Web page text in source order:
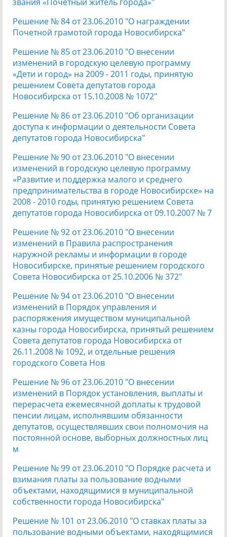
Решение № 84 от 23.06.2010 "О награждении
Почетной грамотой города Новосибирска"
Решение № 85 от 23.06.2010 "О внесении
изменений в городскую целевую программу
«Дети и город» на 2009 - 2011 годы, принятую
решением Совета депутатов города
Новосибирска от 15.10.2008 № 1072"
Решение № 86 от 23.06.2010 "Об организации
доступа к информации о деятельности Совета
депутатов города Новосибирска"
Решение № 90 от 23.06.2010 "О внесении
изменений в городскую целевую программу
«Развитие и поддержка малого и среднего
предпринимательства в городе Новосибирске» на
2008 - 2010 годы, принятую решением Совета
депутатов города Новосибирска от 09.10.2007 № 7
Решение № 92 от 23.06.2010 "О внесении
изменений в Правила распространения
наружной рекламы и информации в городе
Новосибирске, принятые решением городского
Совета Новосибирска от 25.10.2006 № 372"
Решение № 94 от 23.06.2010 "О внесении
изменений в Порядок управления и
распоряжения имуществом муниципальной
казны города Новосибирска, принятый решением
Совета депутатов города Новосибирска от
26.11.2008 № 1092, и отдельные решения
городского Совета Нов
Решение № 96 от 23.06.2010 "О внесении
изменений в Порядок установления, выплаты и
перерасчета ежемесячной доплаты к трудовой
пенсии лицам, исполнявшим обязанности
депутатов, осуществлявших свои полномочия на
постоянной основе, выборных должностных лиц
м
Решение № 99 от 23.06.2010 "О Порядке расчета и
взимания платы за пользование водными
объектами, находящимися в муниципальной
собственности города Новосибирска"
Решение № 101 от 23.06.2010 "О ставках платы за
пользование водными объектами, находящимися